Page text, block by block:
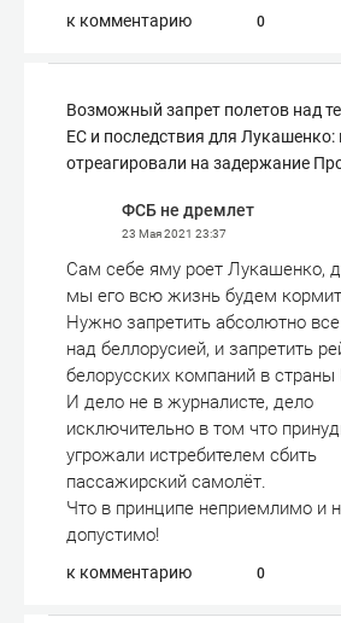
к комментарию 0
Возможный запрет полетов над
ЕС и последствия для Лукашенко:
отреагировали на задержание
ФСБ не дремлет
23 Мая 2021 23:37
Сам себе яму роет Лукашенко,
мы его всю жизнь будем
Нужно запретить абсолютно
над беллорусией, и запретить
белорусских компаний в страны
И дело не в журналисте, дело
исключительно в том что
угрожали истребителем сбить
пассажирский самолёт.
Что в принципе неприемлимо и
допустимо!
к комментарию 0